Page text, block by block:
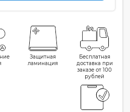
Защитная
ламинация
Бесплатная
доставка при
заказе от 100
рублей